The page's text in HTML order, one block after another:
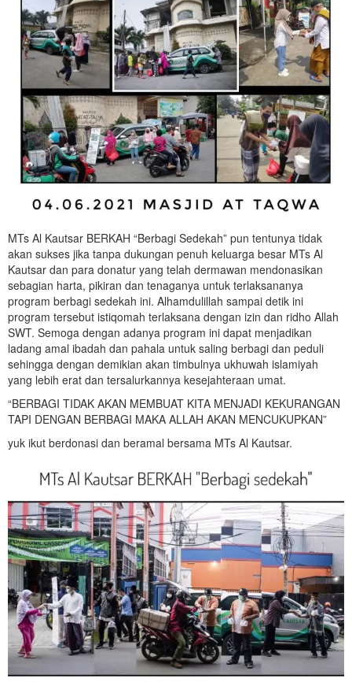
MTs Al Kautsar BERKAH “Berbagi Sedekah” pun tentunya tidak
akan sukses jika tanpa dukungan penuh keluarga besar MTs Al
Kautsar dan para donatur yang telah dermawan mendonasikan
sebagian harta, pikiran dan tenaganya untuk terlaksananya
program berbagi sedekah ini. Alhamdulillah sampai detik ini
program tersebut istiqomah terlaksana dengan izin dan ridho Allah
SWT. Semoga dengan adanya program ini dapat menjadikan
ladang amal ibadah dan pahala untuk saling berbagi dan peduli
sehingga dengan demikian akan timbulnya ukhuwah islamiyah
yang lebih erat dan tersalurkannya kesejahteraan umat.
“BERBAGI TIDAK AKAN MEMBUAT KITA MENJADI KEKURANGAN
TAPI DENGAN BERBAGI MAKA ALLAH AKAN MENCUKUPKAN”
yuk ikut berdonasi dan beramal bersama MTs Al Kautsar.